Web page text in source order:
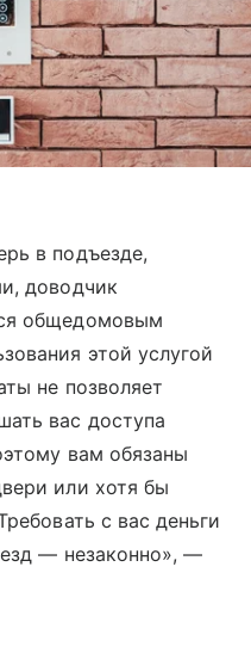
в подъезде,
доводчик
общедомовым
этой услугой
не позволяет
вас доступа
вам обязаны
или хотя бы
с вас деньги
— незаконно», —